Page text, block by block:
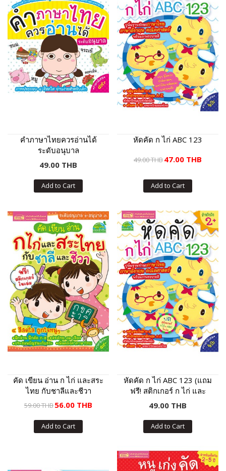
คำภาษาไทยควรอ่านได้
ระดับอนุบาล
49.00 THB
Add to Cart
หัดคัด ก ไก่ ABC 123
49.00 THB47.00 THB
Add to Cart
คัด เขียน อ่าน ก ไก่ และสระ
ไทย กับชาลีและชีวา
59.00 THB56.00 THB
Add to Cart
หัดคัด ก ไก่ ABC 123 (แถม
ฟรี! สติกเกอร์ ก ไก่ และ
ABC)
49.00 THB
Add to Cart